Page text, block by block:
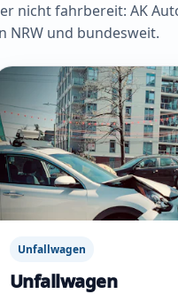
nicht fahrbereit: AK
NRW und bundesweit.
Unfallwagen
Unfallwagen